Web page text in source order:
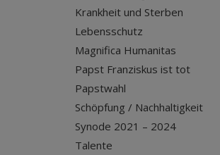
Krankheit und Sterben
Lebensschutz
Magnifica Humanitas
Papst Franziskus ist tot
Papstwahl
Schöpfung / Nachhaltigkeit
Synode 2021 – 2024
Talente